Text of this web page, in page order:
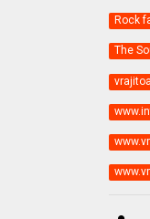
Rock
The